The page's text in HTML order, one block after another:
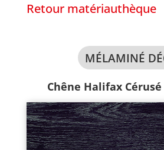
Retour matériauthèque
MÉLAMINÉ
Chêne Halifax